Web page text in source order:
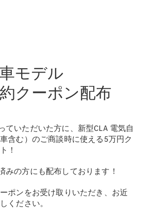
ト
ョールーム
モデル
クーポン配布
ていただいた方に、新型CLA 電気自
含む）のご商談時に使える5万円ク
！
みの方にも配布しております！
ポンをお受け取りいただき、お近
ください。